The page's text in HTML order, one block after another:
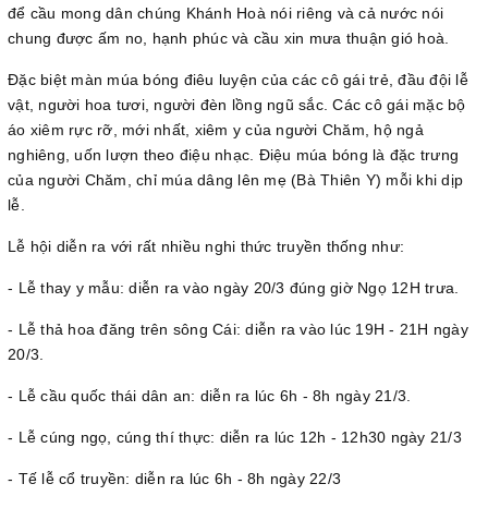
để cầu mong dân chúng Khánh Hoà nói riêng và cả nước nói
chung được ấm no, hạnh phúc và cầu xin mưa thuận gió hoà.
Đặc biệt màn múa bóng điêu luyện của các cô gái trẻ, đầu đội lễ
vật, người hoa tươi, người đèn lồng ngũ sắc. Các cô gái mặc bộ
áo xiêm rực rỡ, mới nhất, xiêm y của người Chăm, hộ ngả
nghiêng, uốn lượn theo điệu nhạc. Điệu múa bóng là đặc trưng
của người Chăm, chỉ múa dâng lên mẹ (Bà Thiên Y) mỗi khi dịp
lễ.
Lễ hội diễn ra với rất nhiều nghi thức truyền thống như:
- Lễ thay y mẫu: diễn ra vào ngày 20/3 đúng giờ Ngọ 12H trưa.
- Lễ thả hoa đăng trên sông Cái: diễn ra vào lúc 19H - 21H ngày
20/3.
- Lễ cầu quốc thái dân an: diễn ra lúc 6h - 8h ngày 21/3.
- Lễ cúng ngọ, cúng thí thực: diễn ra lúc 12h - 12h30 ngày 21/3
- Tế lễ cổ truyền: diễn ra lúc 6h - 8h ngày 22/3